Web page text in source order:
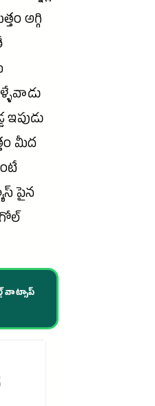
అగ్గి
మీద
పైన
వాట్సాప్